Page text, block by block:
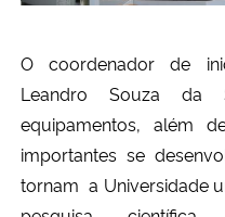
O coordenador de
Leandro Souza da
equipamentos, além
importantes se
tornam a Universidade